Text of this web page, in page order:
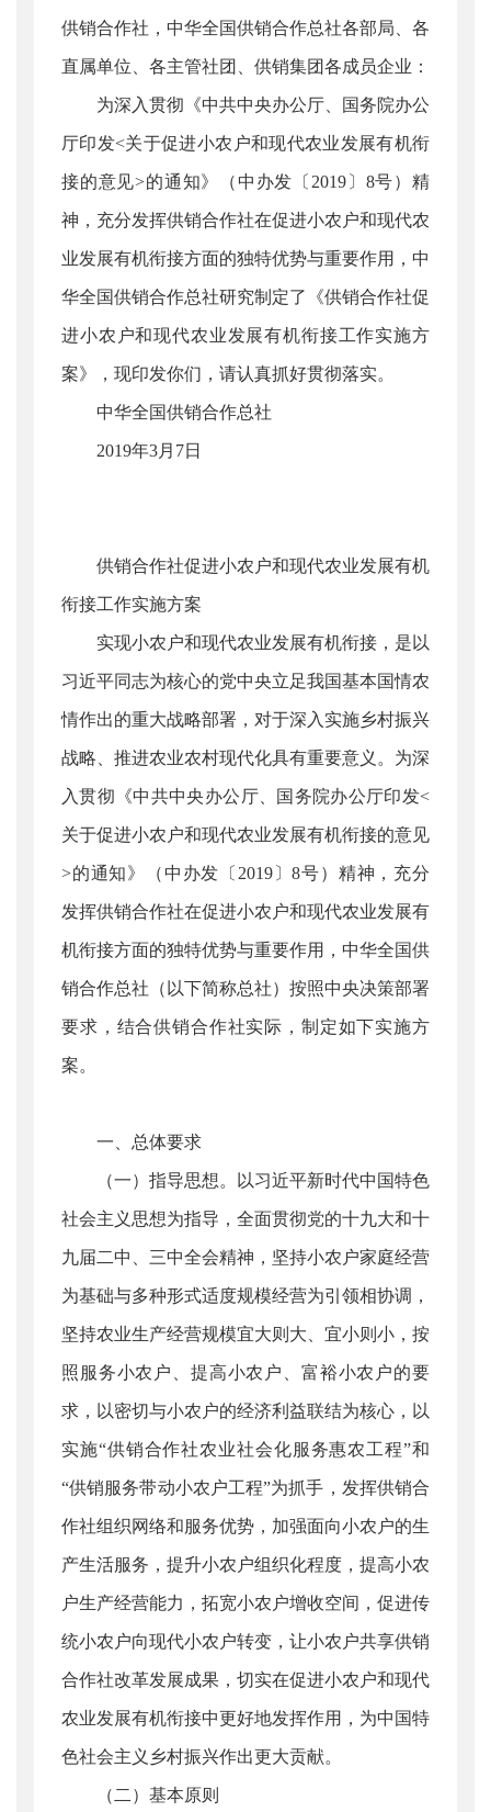
供销合作社，中华全国供销合作总社各部局、各
直属单位、各主管社团、供销集团各成员企业：
为深入贯彻《中共中央办公厅、国务院办公
厅印发<关于促进小农户和现代农业发展有机衔
接的意见>的通知》（中办发〔2019〕8号）精
神，充分发挥供销合作社在促进小农户和现代农
业发展有机衔接方面的独特优势与重要作用，中
华全国供销合作总社研究制定了《供销合作社促
进小农户和现代农业发展有机衔接工作实施方
案》，现印发你们，请认真抓好贯彻落实。
中华全国供销合作总社
2019年3月7日
供销合作社促进小农户和现代农业发展有机
衔接工作实施方案
实现小农户和现代农业发展有机衔接，是以
习近平同志为核心的党中央立足我国基本国情农
情作出的重大战略部署，对于深入实施乡村振兴
战略、推进农业农村现代化具有重要意义。为深
入贯彻《中共中央办公厅、国务院办公厅印发<
关于促进小农户和现代农业发展有机衔接的意见
>的通知》（中办发〔2019〕8号）精神，充分
发挥供销合作社在促进小农户和现代农业发展有
机衔接方面的独特优势与重要作用，中华全国供
销合作总社（以下简称总社）按照中央决策部署
要求，结合供销合作社实际，制定如下实施方
案。
一、总体要求
（一）指导思想。以习近平新时代中国特色
社会主义思想为指导，全面贯彻党的十九大和十
九届二中、三中全会精神，坚持小农户家庭经营
为基础与多种形式适度规模经营为引领相协调，
坚持农业生产经营规模宜大则大、宜小则小，按
照服务小农户、提高小农户、富裕小农户的要
求，以密切与小农户的经济利益联结为核心，以
实施“供销合作社农业社会化服务惠农工程”和
“供销服务带动小农户工程”为抓手，发挥供销合
作社组织网络和服务优势，加强面向小农户的生
产生活服务，提升小农户组织化程度，提高小农
户生产经营能力，拓宽小农户增收空间，促进传
统小农户向现代小农户转变，让小农户共享供销
合作社改革发展成果，切实在促进小农户和现代
农业发展有机衔接中更好地发挥作用，为中国特
色社会主义乡村振兴作出更大贡献。
（二）基本原则